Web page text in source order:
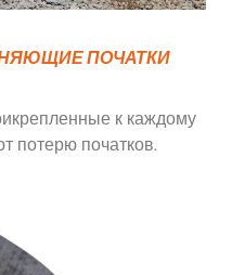
ПОЧАТКИ
к каждому
потерю початков.